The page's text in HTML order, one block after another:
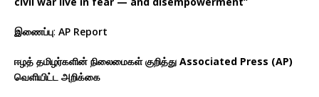
இணைப்பு: AP Report
ஈழத் தமிழர்களின் நிலைமைகள் குறித்து Associated Press (AP)
வெளியிட்ட அறிக்கை